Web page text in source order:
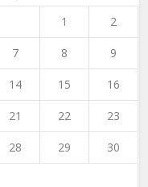
1 2
7 8 9
14 15 16
21 22 23
28 29 30